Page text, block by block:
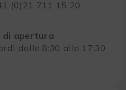
(0)21 711 15 20
di apertura
dalle 8:30 alle 17:30